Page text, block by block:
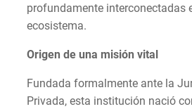
profundamente interconectadas
ecosistema.
Origen de una misión vital
Fundada formalmente ante la
Privada, esta institución nació